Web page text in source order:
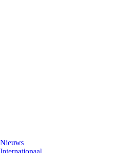
Nieuws
Internationaal